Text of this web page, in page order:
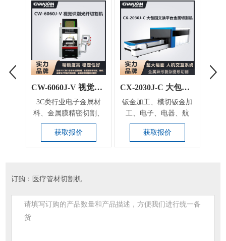
CW-6060J-V 视觉识别光纤切割机
3C类行业电子金属材
料、金属膜精密切割、
镂空；金属电子零配件
的...
获取报价
CX-2030J-C 大包围交换平台金属切割机
钣金加工、模切钣金加
工、电子、电器、航
空、航天、机械、电
梯、...
获取报价
订购：医疗管材切割机